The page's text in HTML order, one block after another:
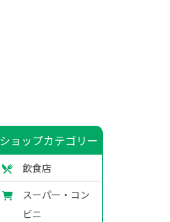
ショップカテゴリー
飲食店
スーパー・コン
ビニ